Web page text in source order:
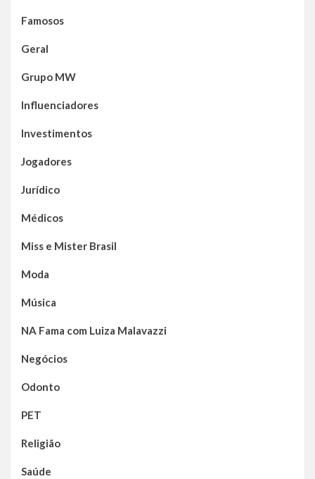
Famosos
Geral
Grupo MW
Influenciadores
Investimentos
Jogadores
Jurídico
Médicos
Miss e Mister Brasil
Moda
Música
NA Fama com Luiza Malavazzi
Negócios
Odonto
PET
Religião
Saúde